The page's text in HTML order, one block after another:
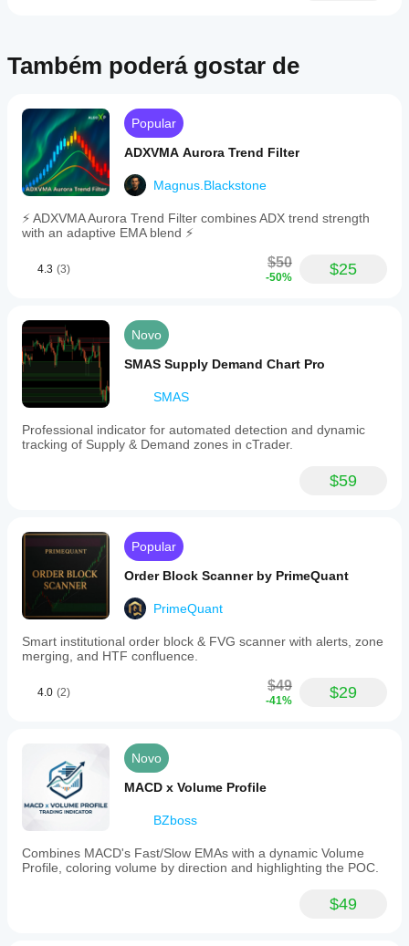
pairs.
Visual
include
trend
lines
connecting
swing
points,
directional
marking
entry
color-
optional
detailed
labels
showing
signal
type
price
structure.
be
non-
intrusive,
with
smart
placement
and
customization
every
bar
close
for
monitoring,
providing
Também poderá gostar de
Popular
ADXVMA Aurora Trend Filter
Magnus.Blackstone
⚡ ADXVMA Aurora Trend Filter combines ADX trend strength
with an adaptive EMA blend ⚡
4.3 (3) $50
-50% $25
Novo
SMAS Supply Demand Chart Pro
SMAS
Professional indicator for automated detection and dynamic
tracking of Supply & Demand zones in cTrader.
$59
Popular
Order Block Scanner by PrimeQuant
PrimeQuant
Smart institutional order block & FVG scanner with alerts, zone
merging, and HTF confluence.
4.0 (2) $49
-41% $29
Novo
MACD x Volume Profile
BZboss
Combines MACD's Fast/Slow EMAs with a dynamic Volume
Profile, coloring volume by direction and highlighting the POC.
$49